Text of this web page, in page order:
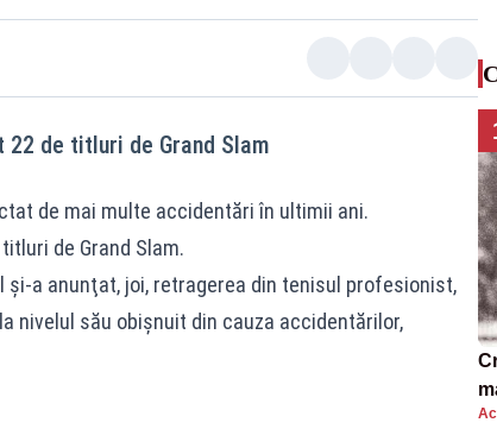
de titluri de Grand Slam
de mai multe accidentări în ultimii ani.
de Grand Slam.
şi-a anunţat, joi, retragerea din tenisul profesionist,
nivelul său obişnuit din cauza accidentărilor,